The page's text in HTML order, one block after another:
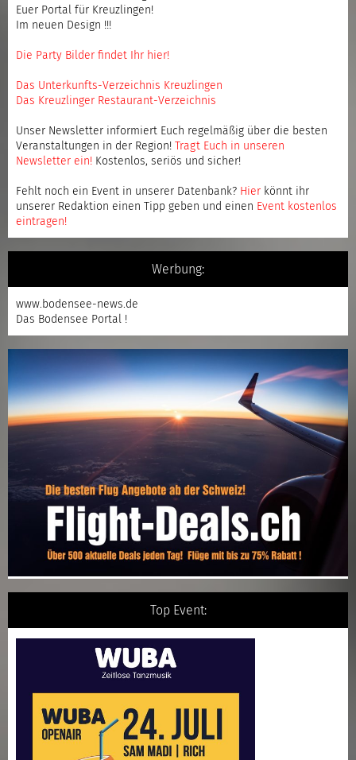
Euer Portal für Kreuzlingen!
Im neuen Design !!!
Die Party Bilder findet Ihr hier!
Das Unterkunfts-Verzeichnis Kreuzlingen
Das Kreuzlinger Restaurant-Verzeichnis
Unser Newsletter informiert Euch regelmäßig über die besten
Veranstaltungen in der Region!
Tragt Euch in unseren
Newsletter ein! Kostenlos, seriös und sicher!
Fehlt noch ein Event in unserer Datenbank? Hier könnt ihr
unserer Redaktion einen Tipp geben und einen Event kostenlos
eintragen!
Werbung:
www.bodensee-news.de
Das Bodensee Portal !
Top Event: